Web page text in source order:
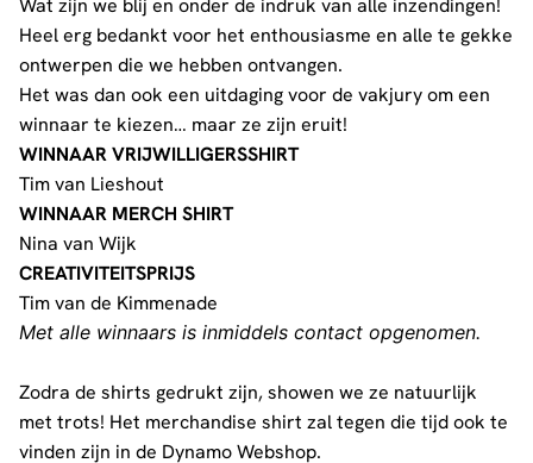
Wat zijn we blij en onder de indruk van alle inzendingen!
Heel erg bedankt voor het enthousiasme en alle te gekke
ontwerpen die we hebben ontvangen.
Het was dan ook een uitdaging voor de vakjury om een
winnaar te kiezen… maar ze zijn eruit!
WINNAAR VRIJWILLIGERSSHIRT
Tim van Lieshout
WINNAAR MERCH SHIRT
Nina van Wijk
CREATIVITEITSPRIJS
Tim van de Kimmenade
Met alle winnaars is inmiddels contact opgenomen.
Zodra de shirts gedrukt zijn, showen we ze natuurlijk
met trots! Het merchandise shirt zal tegen die tijd ook te
vinden zijn in de Dynamo Webshop.